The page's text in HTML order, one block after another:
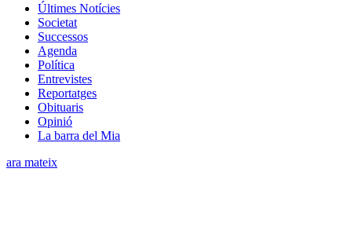
Últimes Notícies
Societat
Successos
Agenda
Política
Entrevistes
Reportatges
Obituaris
Opinió
La barra del Mia
ara mateix